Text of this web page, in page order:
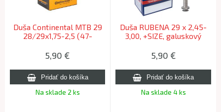
Duša Continental MTB 29
28/29x1,75-2,5 (47-
42mm
5,90 €
Na sklade 2 ks
Duša RUBENA 29 x 2,45-
3,00, +SIZE, galuskový
5,90 €
Na sklade 4 ks